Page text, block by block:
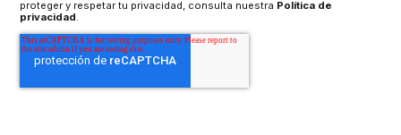
proteger y respetar tu privacidad, consulta nuestra Política de
privacidad.